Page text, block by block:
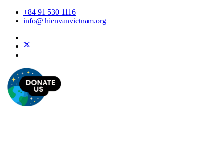
+84 91 530 1116
info@thienvanvietnam.org